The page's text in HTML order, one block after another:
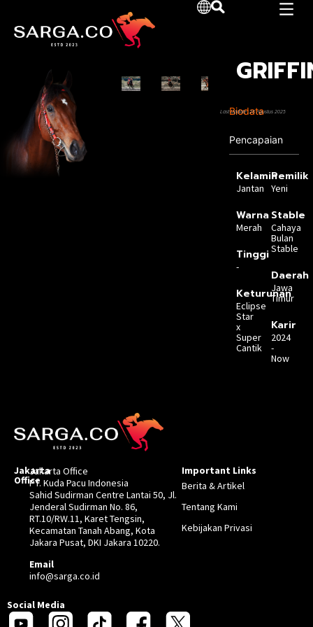
Biodata
Pencapaian
Kelamin
Jantan
Warna
Merah
Tinggi
-
Keturunan
Eclipse
Star
x
Super
Cantik
Pemilik
Yeni
Stable
Cahaya
Bulan
Stable
Daerah
Jawa
Timur
Karir
2024
-
Now
Last Update :28 Agustus 2025
Jakarta
Office
Jakarta Office
PT. Kuda Pacu Indonesia
Sahid Sudirman Centre Lantai 50, Jl.
Jenderal Sudirman No. 86,
RT.10/RW.11, Karet Tengsin,
Kecamatan Tanah Abang, Kota
Jakara Pusat, DKI Jakara 10220.
Email
info@sarga.co.id
Important Links
Berita & Artikel
Tentang Kami
Kebijakan Privasi
Social Media